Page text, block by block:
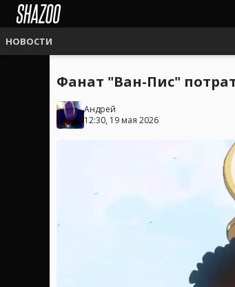
НОВОСТИ
Фанат "Ван-Пис"
Андрей
12:30, 19 мая 2026